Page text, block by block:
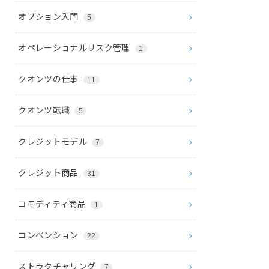
オプション入門 5
オペレーショナルリスク管理 1
クオンツの仕事 11
クオンツ転職 5
クレジットモデル 7
クレジット商品 31
コモディティ商品 1
コンベンション 22
ストラクチャリング